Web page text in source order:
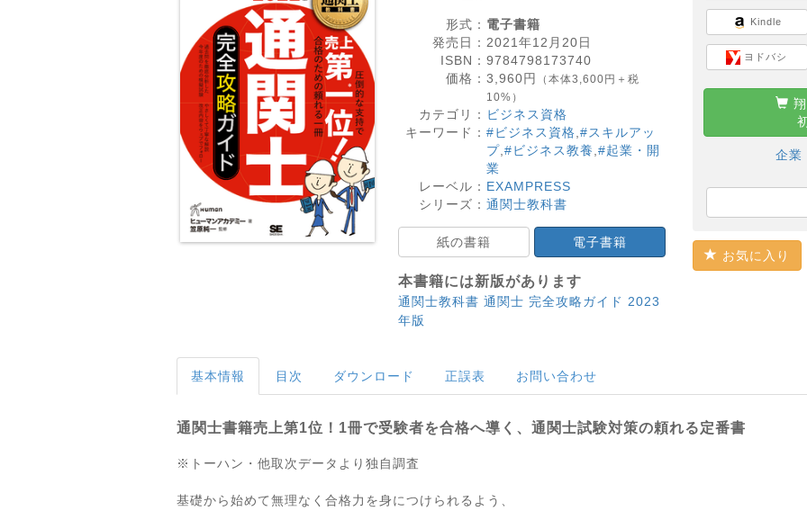
形式： 電子書籍
発売日： 2021年12月20日
ISBN： 9784798173740
価格： 3,960円
（本体3,600円＋税
10%）
カテゴリ： ビジネス資格
キーワード： #ビジネス資格 #スキルアッ
プ, #ビジネス教養 #起業・開
業
レーベル： EXAMPRESS
シリーズ： 通関士教科書
紙の書籍 電子書籍
本書籍には新版があります
通関士教科書 通関士 完全攻略ガイド 2023
年版
Kindle
ヨドバシ
企業
お気に入り
基本情報 目次 ダウンロード 正誤表 お問い合わせ
通関士書籍売上第1位！1冊で受験者を合格へ導く、通関士試験対策の頼れる定番書
※トーハン・他取次データより独自調査
基礎から始めて無理なく合格力を身につけられるよう、